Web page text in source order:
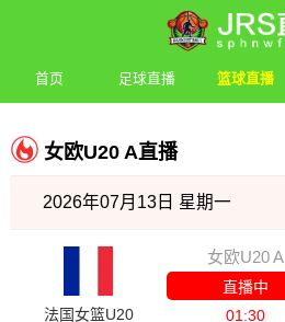
首页 足球直播 篮球直播
女欧U20 A直播
2026年07月13日 星期一
法国女篮U20
女欧U20 A
直播中
01:30